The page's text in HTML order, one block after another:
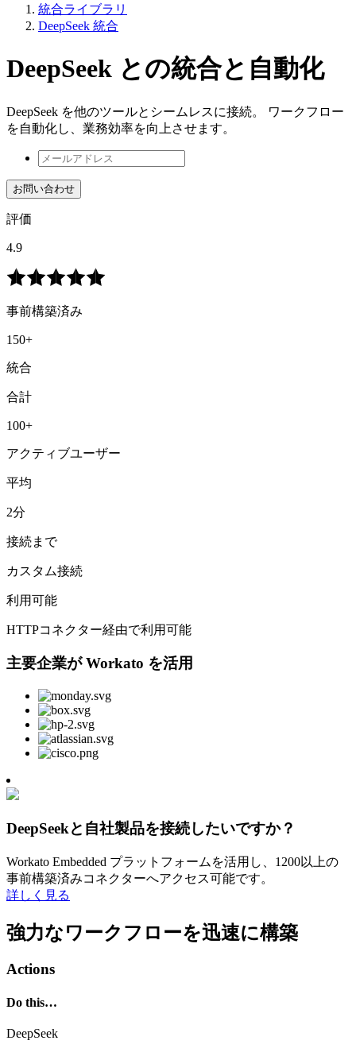
統合ライブラリ
DeepSeek 統合
DeepSeek との統合と自動化
DeepSeek を他のツールとシームレスに接続。 ワークフロー
を自動化し、業務効率を向上させます。
お問い合わせ
評価
4.9
事前構築済み
150+
統合
合計
100+
アクティブユーザー
平均
2分
接続まで
カスタム接続
利用可能
HTTPコネクター経由で利用可能
主要企業が Workato を活用
DeepSeekと自社製品を接続したいですか？
Workato Embedded プラットフォームを活用し、1200以上の
事前構築済みコネクターへアクセス可能です。
詳しく見る
強力なワークフローを迅速に構築
Actions
Do this…
DeepSeek